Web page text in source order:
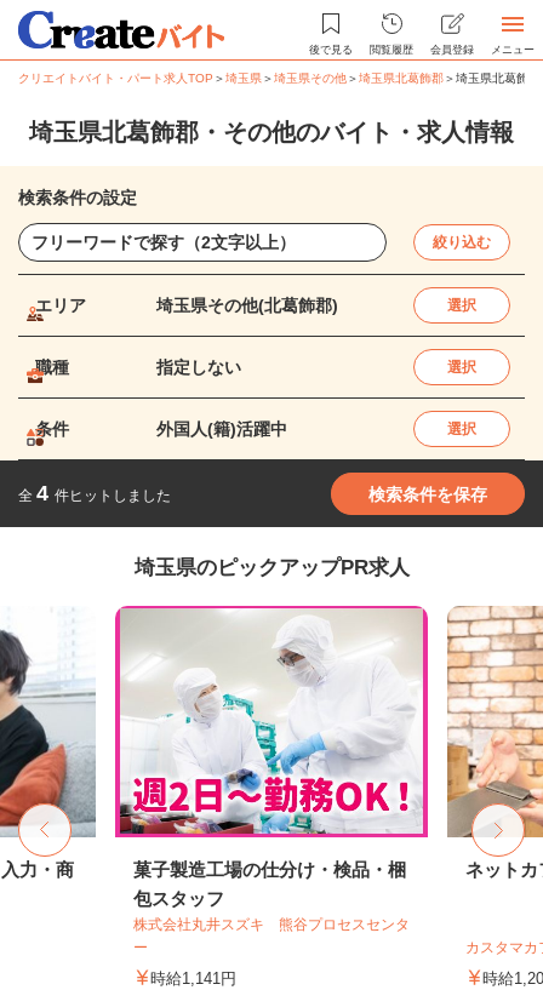
後で見る 閲覧履歴 会員登録 メニュー
クリエイトバイト・パート求人TOP ＞埼玉県＞埼玉県その他＞埼玉県北葛飾郡＞埼玉県北葛飾
埼玉県北葛飾郡・その他のバイト・求人情報
検索条件の設定
絞り込む
エリア 埼玉県その他(北葛飾郡) 選択
職種 指定しない 選択
条件 外国人(籍)活躍中 選択
全 4 件ヒットしました 検索条件を保存
埼玉県のピックアップPR求人
力・商
菓子製造工場の仕分け・検品・梱
包スタッフ
株式会社丸井スズキ 熊谷プロセスセンタ
ー
時給1,141円
ネットカ
カスタマ
時給